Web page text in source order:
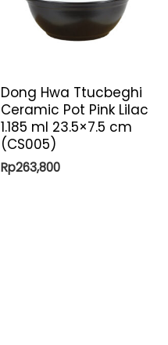
Dong Hwa Ttucbeghi
Ceramic Pot Pink Lilac
1.185 ml 23.5×7.5 cm
(CS005)
Rp263,800